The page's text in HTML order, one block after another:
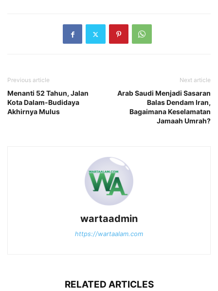
Previous article
Menanti 52 Tahun, Jalan
Kota Dalam-Budidaya
Akhirnya Mulus
Next article
Arab Saudi Menjadi Sasaran
Balas Dendam Iran,
Bagaimana Keselamatan
Jamaah Umrah?
wartaadmin
https://wartaalam.com
RELATED ARTICLES